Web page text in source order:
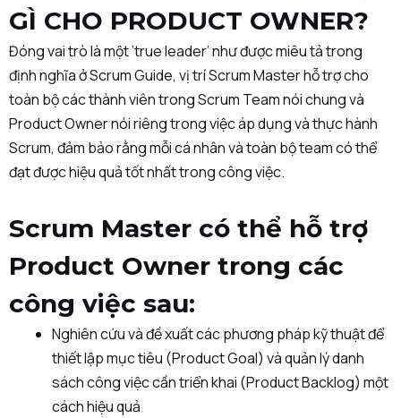
GÌ CHO PRODUCT OWNER?
Đóng vai trò là một ’true leader’ như được miêu tả trong
định nghĩa ở Scrum Guide, vị trí Scrum Master hỗ trợ cho
toàn bộ các thành viên trong Scrum Team nói chung và
Product Owner nói riêng trong việc áp dụng và thực hành
Scrum, đảm bảo rằng mỗi cá nhân và toàn bộ team có thể
đạt được hiệu quả tốt nhất trong công việc.
Scrum Master có thể hỗ trợ
Product Owner trong các
công việc sau:
Nghiên cứu và đề xuất các phương pháp kỹ thuật để
thiết lập mục tiêu (Product Goal) và quản lý danh
sách công việc cần triển khai (Product Backlog) một
cách hiệu quả